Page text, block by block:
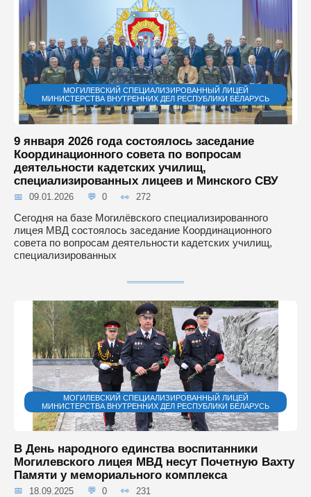
МОГИЛЕВСКИЙ СПЕЦИАЛИЗИРОВАННЫЙ ЛИЦЕЙ
МИНИСТЕРСТВА ВНУТРЕННИХ ДЕЛ РЕСПУБЛИКИ БЕЛАРУСЬ
9 января 2026 года состоялось заседание
Координационного совета по вопросам
деятельности кадетских училищ,
специализированных лицеев и Минского СВУ
09.01.2026 0 272
Сегодня на базе Могилёвского специализированного
лицея МВД состоялось заседание Координационного
совета по вопросам деятельности кадетских училищ,
специализированных
МОГИЛЕВСКИЙ СПЕЦИАЛИЗИРОВАННЫЙ ЛИЦЕЙ
МИНИСТЕРСТВА ВНУТРЕННИХ ДЕЛ РЕСПУБЛИКИ БЕЛАРУСЬ
В День народного единства воспитанники
Могилевского лицея МВД несут Почетную Вахту
Памяти у мемориального комплекса
18.09.2025 0 231